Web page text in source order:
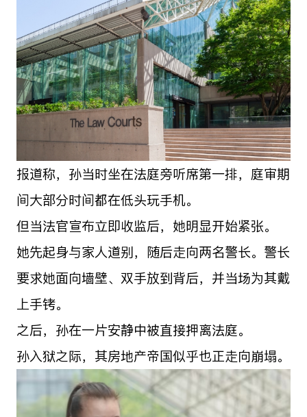
报道称，孙当时坐在法庭旁听席第一排，庭审期
间大部分时间都在低头玩手机。
但当法官宣布立即收监后，她明显开始紧张。
她先起身与家人道别，随后走向两名警长。警长
要求她面向墙壁、双手放到背后，并当场为其戴
上手铐。
之后，孙在一片安静中被直接押离法庭。
孙入狱之际，其房地产帝国似乎也正走向崩塌。